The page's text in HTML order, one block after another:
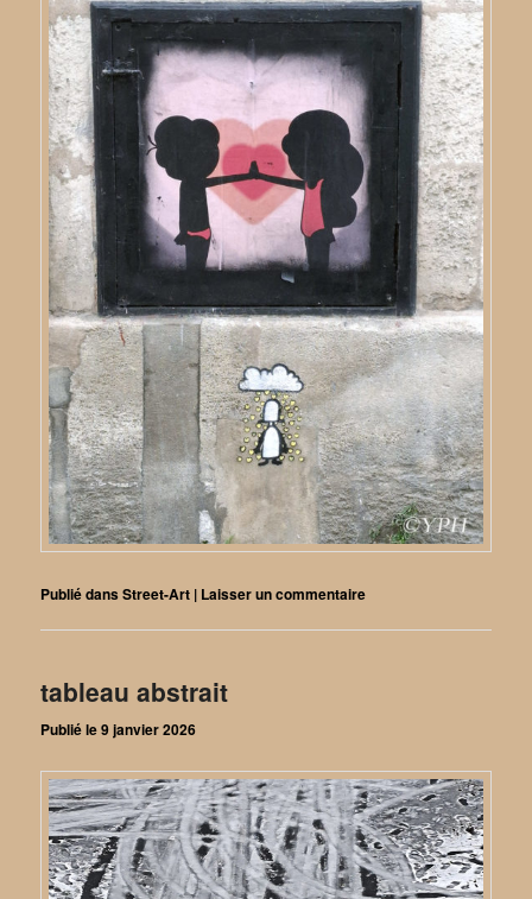
Publié dansStreet-Art | Laisser un commentaire
tableau abstrait
Publié le9 janvier 2026